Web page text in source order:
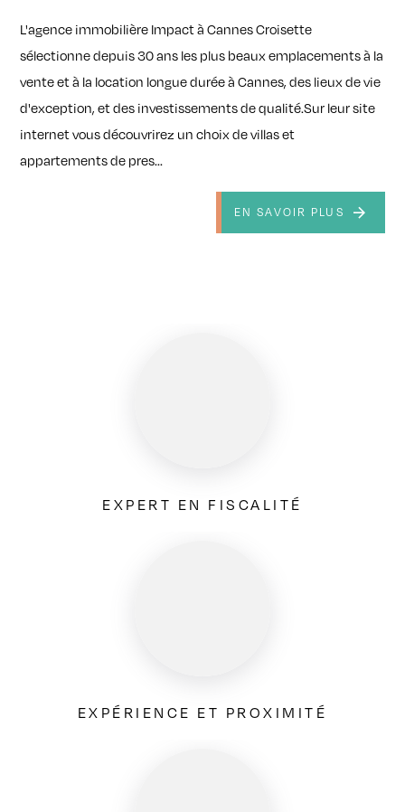
L'agence immobilière Impact à Cannes Croisette
sélectionne depuis 30 ans les plus beaux emplacements à la
vente et à la location longue durée à Cannes, des lieux de vie
d'exception, et des investissements de qualité.Sur leur site
internet vous découvrirez un choix de villas et
appartements de pres...
EN SAVOIR PLUS
EXPERT EN FISCALITÉ
EXPÉRIENCE ET PROXIMITÉ